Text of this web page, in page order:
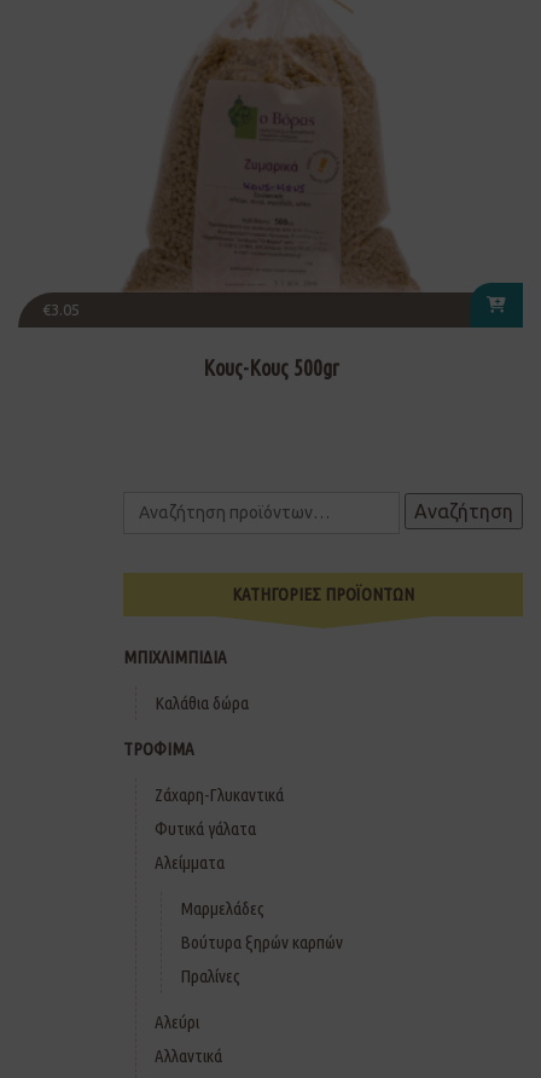
€3.05
Κους-Κους 500gr
Αναζήτηση
ΚΑΤΗΓΟΡΙΕΣ ΠΡΟΪΟΝΤΩΝ
ΜΠΙΧΛΙΜΠΙΔΙΑ
Καλάθια δώρα
ΤΡΟΦΙΜΑ
Ζάχαρη-Γλυκαντικά
Φυτικά γάλατα
Αλείμματα
Μαρμελάδες
Βούτυρα ξηρών καρπών
Πραλίνες
Αλεύρι
Αλλαντικά